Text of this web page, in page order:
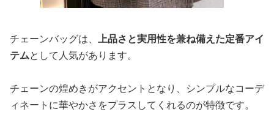
チェーンバッグは、 上品さと実用性を兼ね備えた定番アイ
テムとして人気があります。
チェーンの煌めきがアクセントとなり、シンプルなコーデ
ィネートに華やかさをプラスしてくれるのが特徴です。